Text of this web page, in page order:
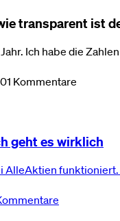
transparent ist
Ich habe die
Kommentare
geht es wirklich
AlleAktien